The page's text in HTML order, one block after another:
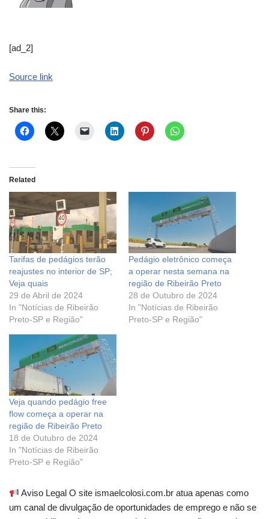
[ad_2]
Source link
Share this:
Related
Tarifas de pedágios terão
reajustes no interior de SP;
Veja quais
29 de Abril de 2024
In "Notícias de Ribeirão
Preto-SP e Região"
Pedágio eletrônico começa
a operar nesta semana na
região de Ribeirão Preto
28 de Outubro de 2024
In "Notícias de Ribeirão
Preto-SP e Região"
Veja quando pedágio free
flow começa a operar na
região de Ribeirão Preto
18 de Outubro de 2024
In "Notícias de Ribeirão
Preto-SP e Região"
Aviso Legal O site ismaelcolosi.com.br atua apenas como
um canal de divulgação de oportunidades de emprego e não se